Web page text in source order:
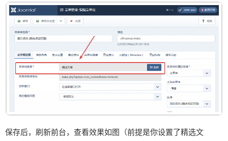
保存后，刷新前台，查看效果如图（前提是你设置了精选文